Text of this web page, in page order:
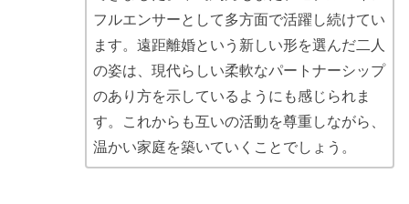
フルエンサーとして多方面で活躍し続けてい
ます。遠距離婚という新しい形を選んだ二人
の姿は、現代らしい柔軟なパートナーシップ
のあり方を示しているようにも感じられま
す。これからも互いの活動を尊重しながら、
温かい家庭を築いていくことでしょう。